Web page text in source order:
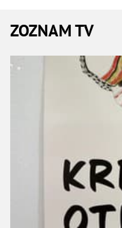
ZOZNAM TV